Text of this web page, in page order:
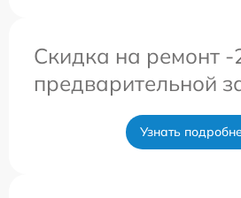
Скидка на ремонт -
предварительной
Узнать